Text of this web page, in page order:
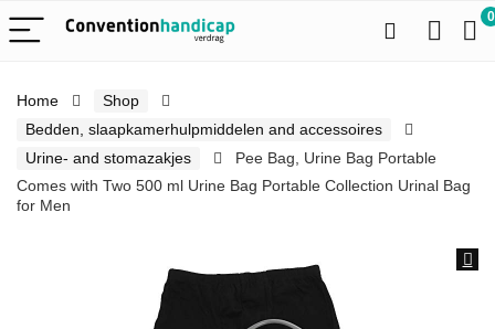
0
Home
Shop
Bedden, slaapkamerhulpmiddelen and accessoires
Urine- and stomazakjes
Pee Bag, Urine Bag Portable
Comes with Two 500 ml Urine Bag Portable Collection Urinal Bag
for Men